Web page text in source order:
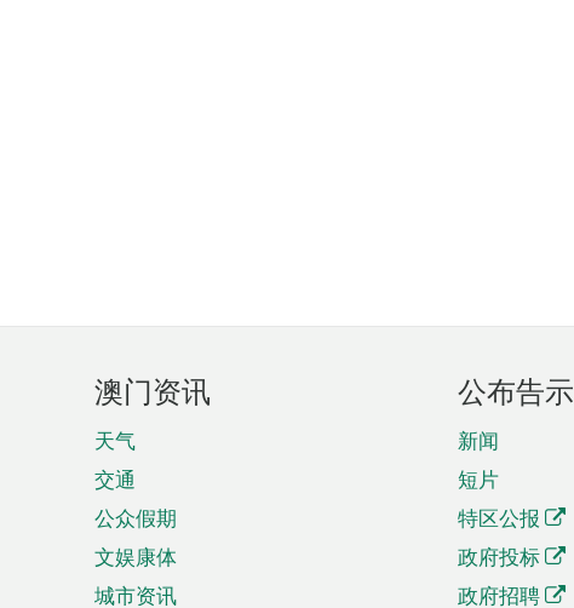
澳门资讯
天气
交通
公众假期
文娱康体
城市资讯
公布告示
新闻
短片
特区公报
政府投标
政府招聘